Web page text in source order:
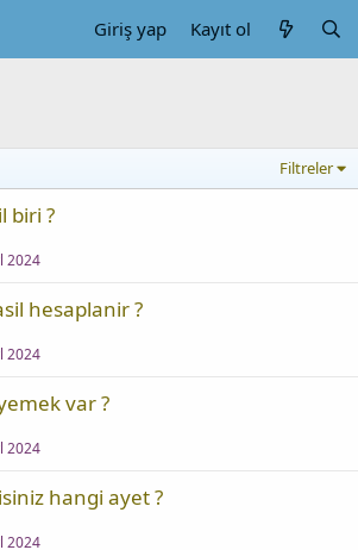
Giriş yap Kayıt ol
Filtreler
biri ?
2024
hesaplanir ?
2024
var ?
2024
hangi ayet ?
2024